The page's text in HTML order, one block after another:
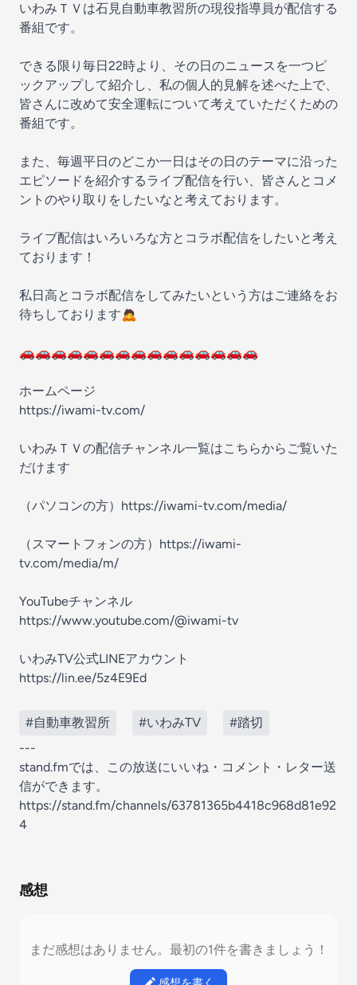
いわみＴＶは石見自動車教習所の現役指導員が配信する
番組です。
できる限り毎日22時より、その日のニュースを一つピ
ックアップして紹介し、私の個人的見解を述べた上で、
皆さんに改めて安全運転について考えていただくための
番組です。
また、毎週平日のどこか一日はその日のテーマに沿った
エピソードを紹介するライブ配信を行い、皆さんとコメ
ントのやり取りをしたいなと考えております。
ライブ配信はいろいろな方とコラボ配信をしたいと考え
ております！
私日高とコラボ配信をしてみたいという方はご連絡をお
待ちしております🙇
🚗🚗🚗🚗🚗🚗🚗🚗🚗🚗🚗🚗🚗🚗🚗
ホームページ
https://iwami-tv.com/
いわみＴＶの配信チャンネル一覧はこちらからご覧いた
だけます
（パソコンの方）https://iwami-tv.com/media/
（スマートフォンの方）https://iwami-
tv.com/media/m/
YouTubeチャンネル
https://www.youtube.com/@iwami-tv
いわみTV公式LINEアカウント
https://lin.ee/5z4E9Ed
#自動車教習所 #いわみTV
#踏切
---
stand.fmでは、この放送にいいね・コメント・レター送
信ができます。
https://stand.fm/channels/63781365b4418c968d81e92
4
感想
まだ感想はありません。最初の1件を書きましょう！